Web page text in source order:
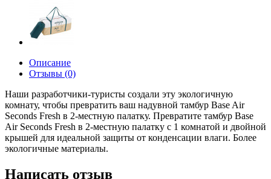
Описание
Отзывы (0)
Наши разработчики-туристы создали эту экологичную
комнату, чтобы превратить ваш надувной тамбур Base Air
Seconds Fresh в 2-местную палатку. Превратите тамбур Base
Air Seconds Fresh в 2-местную палатку с 1 комнатой и двойной
крышей для идеальной защиты от конденсации влаги. Более
экологичные материалы.
Написать отзыв